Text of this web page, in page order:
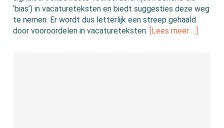
‘bias’) in vacatureteksten en biedt suggesties deze weg
te nemen. Er wordt dus letterlijk een streep gehaald
door vooroordelen in vacatureteksten.
[Lees meer …]